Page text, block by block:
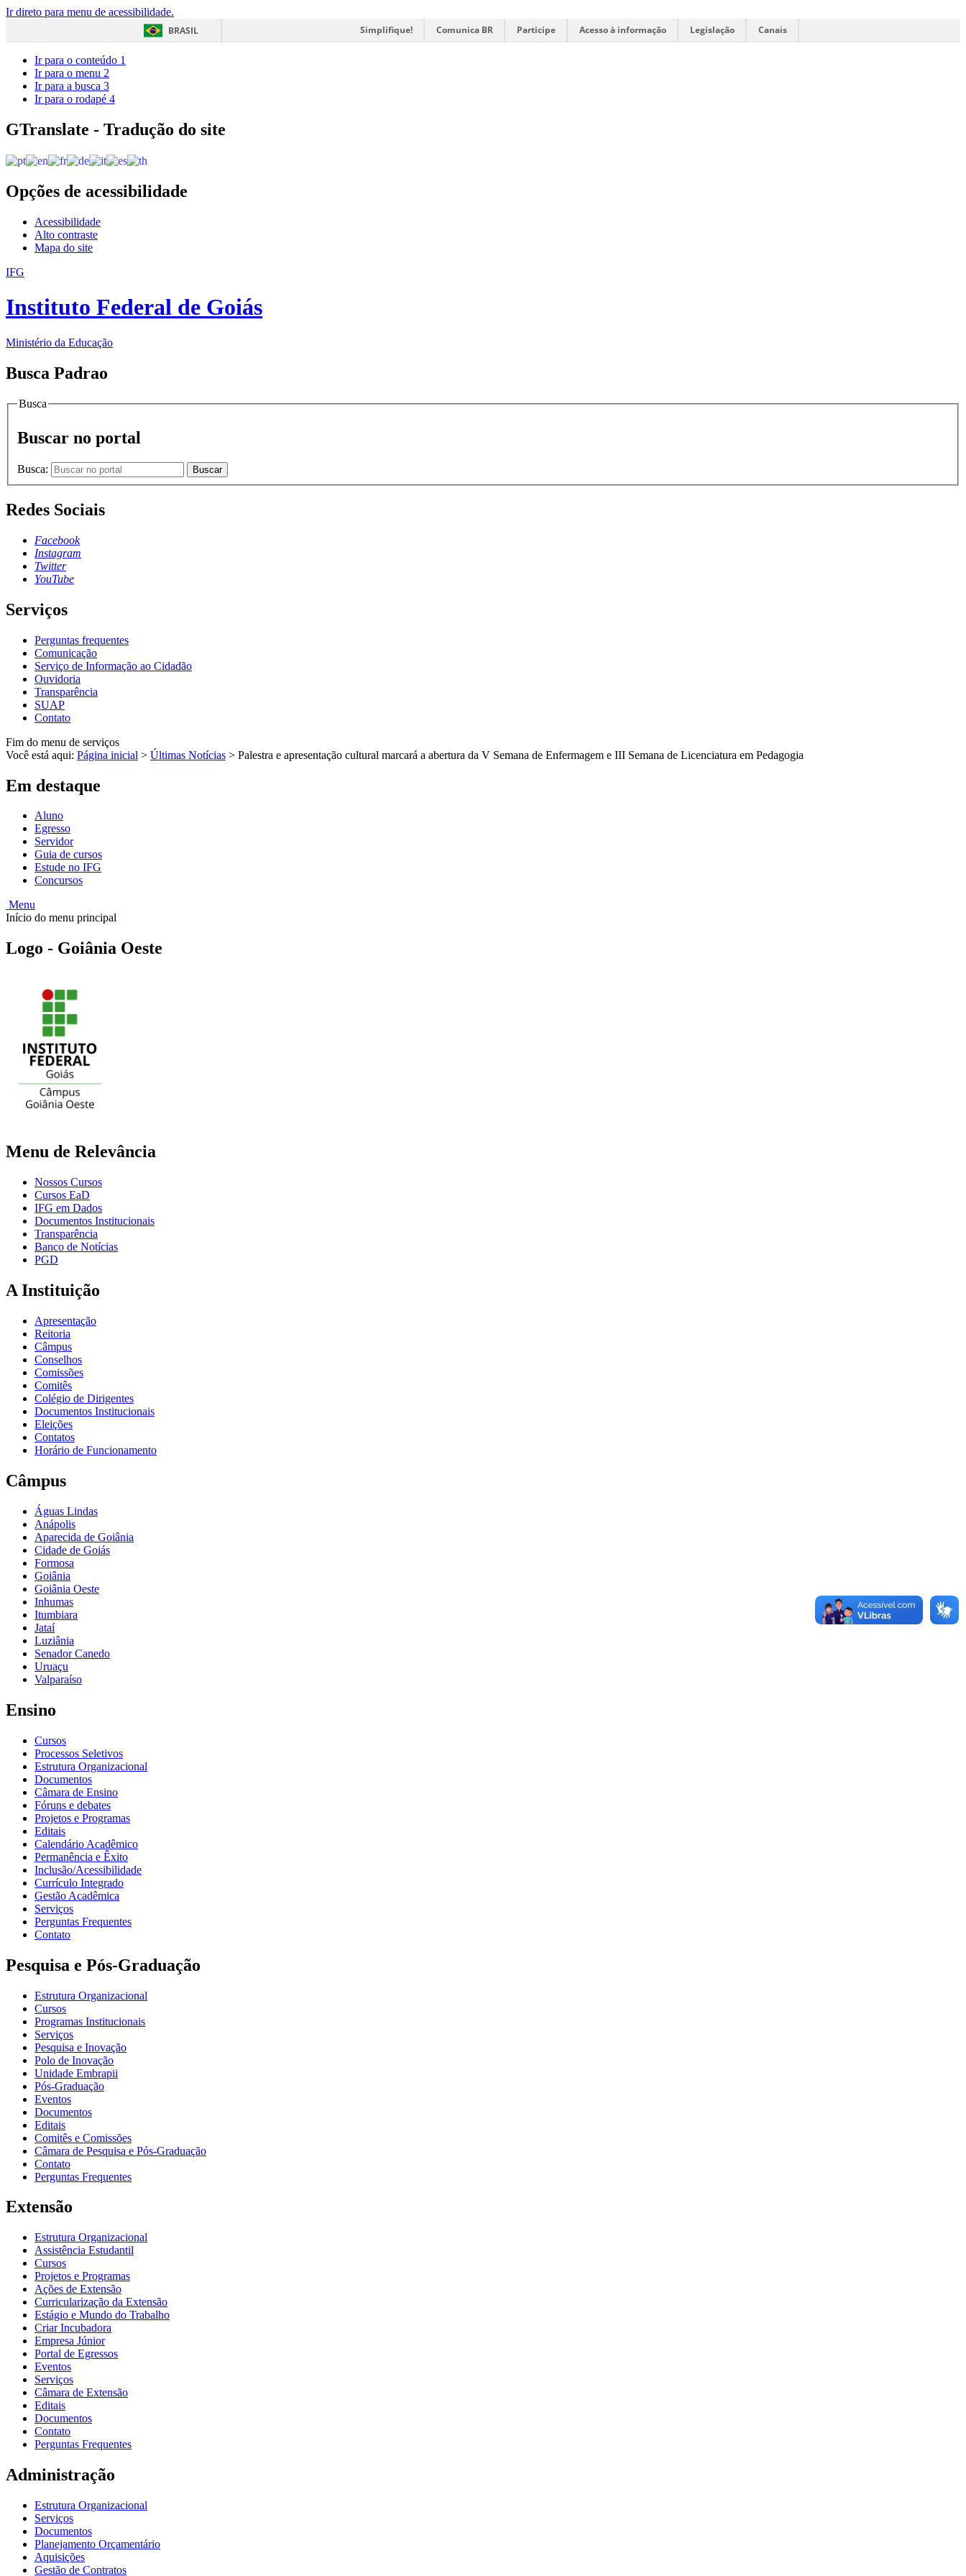
Ir direto para menu de acessibilidade.
BRASIL
Simplifique! Comunica BR Participe Acesso à informação Legislação Canais
Ir para o conteúdo 1
Ir para o menu 2
Ir para a busca 3
Ir para o rodapé 4
GTranslate - Tradução do site
Opções de acessibilidade
Acessibilidade
Alto contraste
Mapa do site
IFG
Instituto Federal de Goiás
Ministério da Educação
Busca Padrao
Busca
Buscar no portal
Busca: Buscar
Redes Sociais
Facebook
Instagram
Twitter
YouTube
Serviços
Perguntas frequentes
Comunicação
Serviço de Informação ao Cidadão
Ouvidoria
Transparência
SUAP
Contato
Fim do menu de serviços
Você está aqui: Página inicial > Últimas Notícias > Palestra e apresentação cultural marcará a abertura da V Semana de Enfermagem e III Semana de Licenciatura em Pedagogia
Em destaque
Aluno
Egresso
Servidor
Guia de cursos
Estude no IFG
Concursos
Menu
Início do menu principal
Logo - Goiânia Oeste
Menu de Relevância
Nossos Cursos
Cursos EaD
IFG em Dados
Documentos Institucionais
Transparência
Banco de Notícias
PGD
A Instituição
Apresentação
Reitoria
Câmpus
Conselhos
Comissões
Comitês
Colégio de Dirigentes
Documentos Institucionais
Eleições
Contatos
Horário de Funcionamento
Câmpus
Águas Lindas
Anápolis
Aparecida de Goiânia
Cidade de Goiás
Formosa
Goiânia
Goiânia Oeste
Inhumas
Itumbiara
Jataí
Luziânia
Senador Canedo
Uruaçu
Valparaíso
Ensino
Cursos
Processos Seletivos
Estrutura Organizacional
Documentos
Câmara de Ensino
Fóruns e debates
Projetos e Programas
Editais
Calendário Acadêmico
Permanência e Êxito
Inclusão/Acessibilidade
Currículo Integrado
Gestão Acadêmica
Serviços
Perguntas Frequentes
Contato
Pesquisa e Pós-Graduação
Estrutura Organizacional
Cursos
Programas Institucionais
Serviços
Pesquisa e Inovação
Polo de Inovação
Unidade Embrapii
Pós-Graduação
Eventos
Documentos
Editais
Comitês e Comissões
Câmara de Pesquisa e Pós-Graduação
Contato
Perguntas Frequentes
Extensão
Estrutura Organizacional
Assistência Estudantil
Cursos
Projetos e Programas
Ações de Extensão
Curricularização da Extensão
Estágio e Mundo do Trabalho
Criar Incubadora
Empresa Júnior
Portal de Egressos
Eventos
Serviços
Câmara de Extensão
Editais
Documentos
Contato
Perguntas Frequentes
Administração
Estrutura Organizacional
Serviços
Documentos
Planejamento Orçamentário
Aquisições
Gestão de Contratos